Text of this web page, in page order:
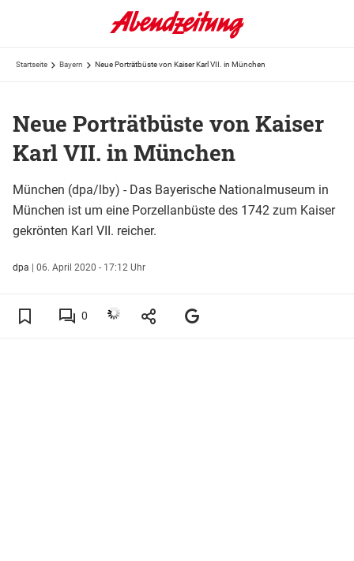
Startseite Bayern Neue Porträtbüste von Kaiser Karl VII. in München
Neue Porträtbüste von Kaiser
Karl VII. in München
München (dpa/lby) - Das Bayerische Nationalmuseum in
München ist um eine Porzellanbüste des 1742 zum Kaiser
gekrönten Karl VII. reicher.
dpa | 06. April 2020 - 17:12 Uhr
0